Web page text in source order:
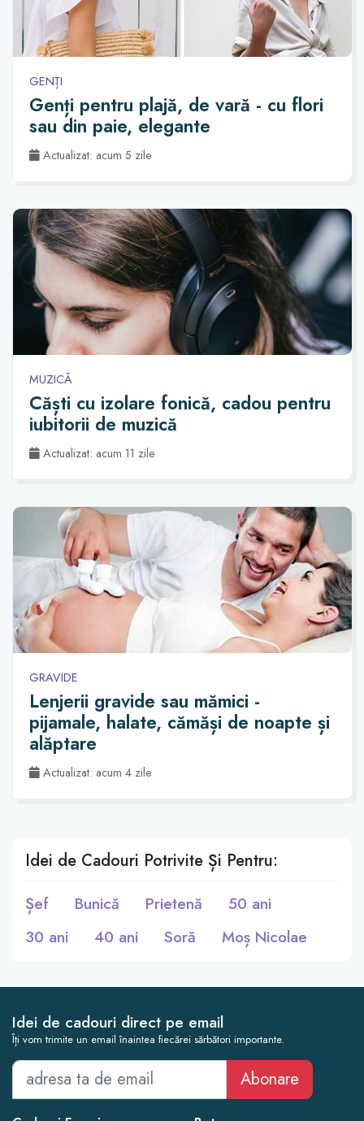
GENȚI
Genți pentru plajă, de vară - cu flori
sau din paie, elegante
Actualizat: acum 5 zile
MUZICĂ
Căști cu izolare fonică, cadou pentru
iubitorii de muzică
Actualizat: acum 11 zile
GRAVIDE
Lenjerii gravide sau mămici -
pijamale, halate, cămăși de noapte și
alăptare
Actualizat: acum 4 zile
Idei de Cadouri Potrivite Și Pentru:
Șef Bunică Prietenă
50 ani
30 ani
40 ani Soră Moș Nicolae
Idei de cadouri direct pe email
Îți vom trimite un email înaintea fiecărei sărbători importante.
Abonare